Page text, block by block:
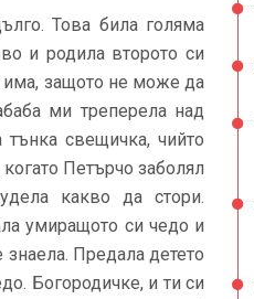
Това била голяма
и родила второто си
има, защото не може да
ми треперела над
свещичка, чийто
Петърчо заболял
какво да стори.
умиращото си чедо и
Предала детето
Богородичке, и ти си